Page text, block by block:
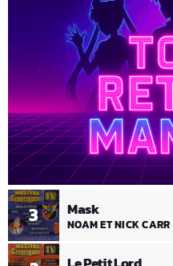
3 Mask
NOAM ET NICK CARR